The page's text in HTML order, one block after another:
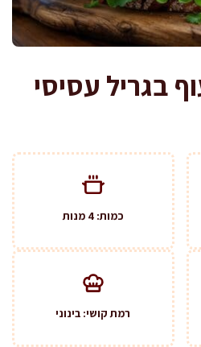
בגריל עסיסי
כמות: 4 מנות
רמת קושי: בינוני